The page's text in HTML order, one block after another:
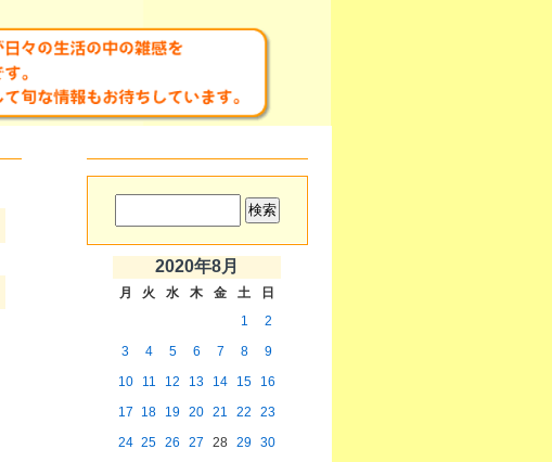
2020年8月
月 火 水 木 金 土
日
1
2
3
4 5 6 7 8
9
10
11 12 13 14 15
16
17
18 19 20 21 22
23
24 25 26 27 28 29 30